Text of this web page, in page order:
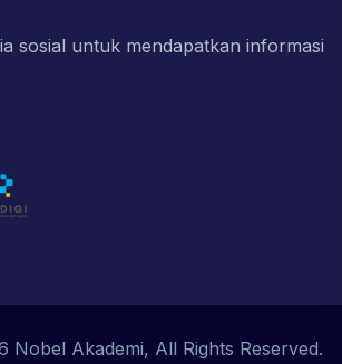
sosial untuk mendapatkan informasi
Nobel Akademi, All Rights Reserved.